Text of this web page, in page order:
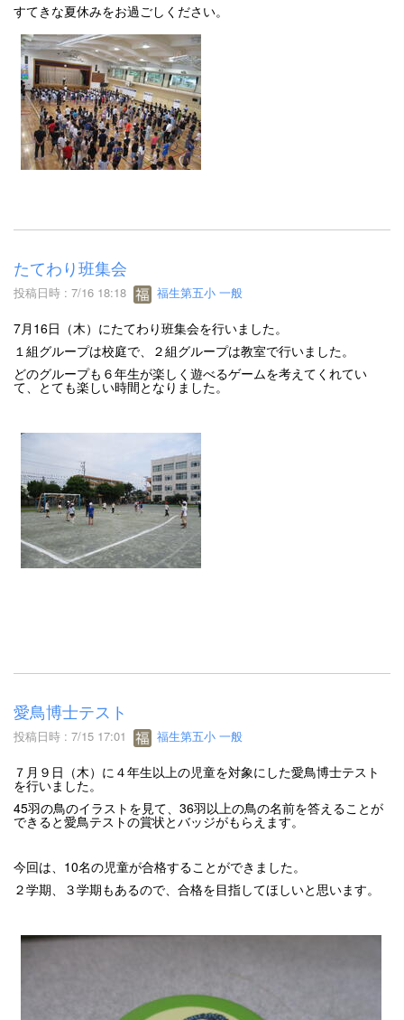
すてきな夏休みをお過ごしください。
たてわり班集会
投稿日時 : 7/16 18:18 福生第五小 一般
7月16日（木）にたてわり班集会を行いました。
１組グループは校庭で、２組グループは教室で行いました。
どのグループも６年生が楽しく遊べるゲームを考えてくれてい
て、とても楽しい時間となりました。
愛鳥博士テスト
投稿日時 : 7/15 17:01 福生第五小 一般
７月９日（木）に４年生以上の児童を対象にした愛鳥博士テスト
を行いました。
45羽の鳥のイラストを見て、36羽以上の鳥の名前を答えることが
できると愛鳥テストの賞状とバッジがもらえます。
今回は、10名の児童が合格することができました。
２学期、３学期もあるので、合格を目指してほしいと思います。